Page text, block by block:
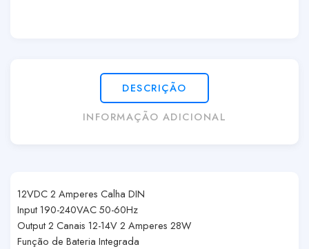
DESCRIÇÃO
INFORMAÇÃO ADICIONAL
12VDC 2 Amperes Calha DIN
Input 190-240VAC 50-60Hz
Output 2 Canais 12-14V 2 Amperes 28W
Função de Bateria Integrada